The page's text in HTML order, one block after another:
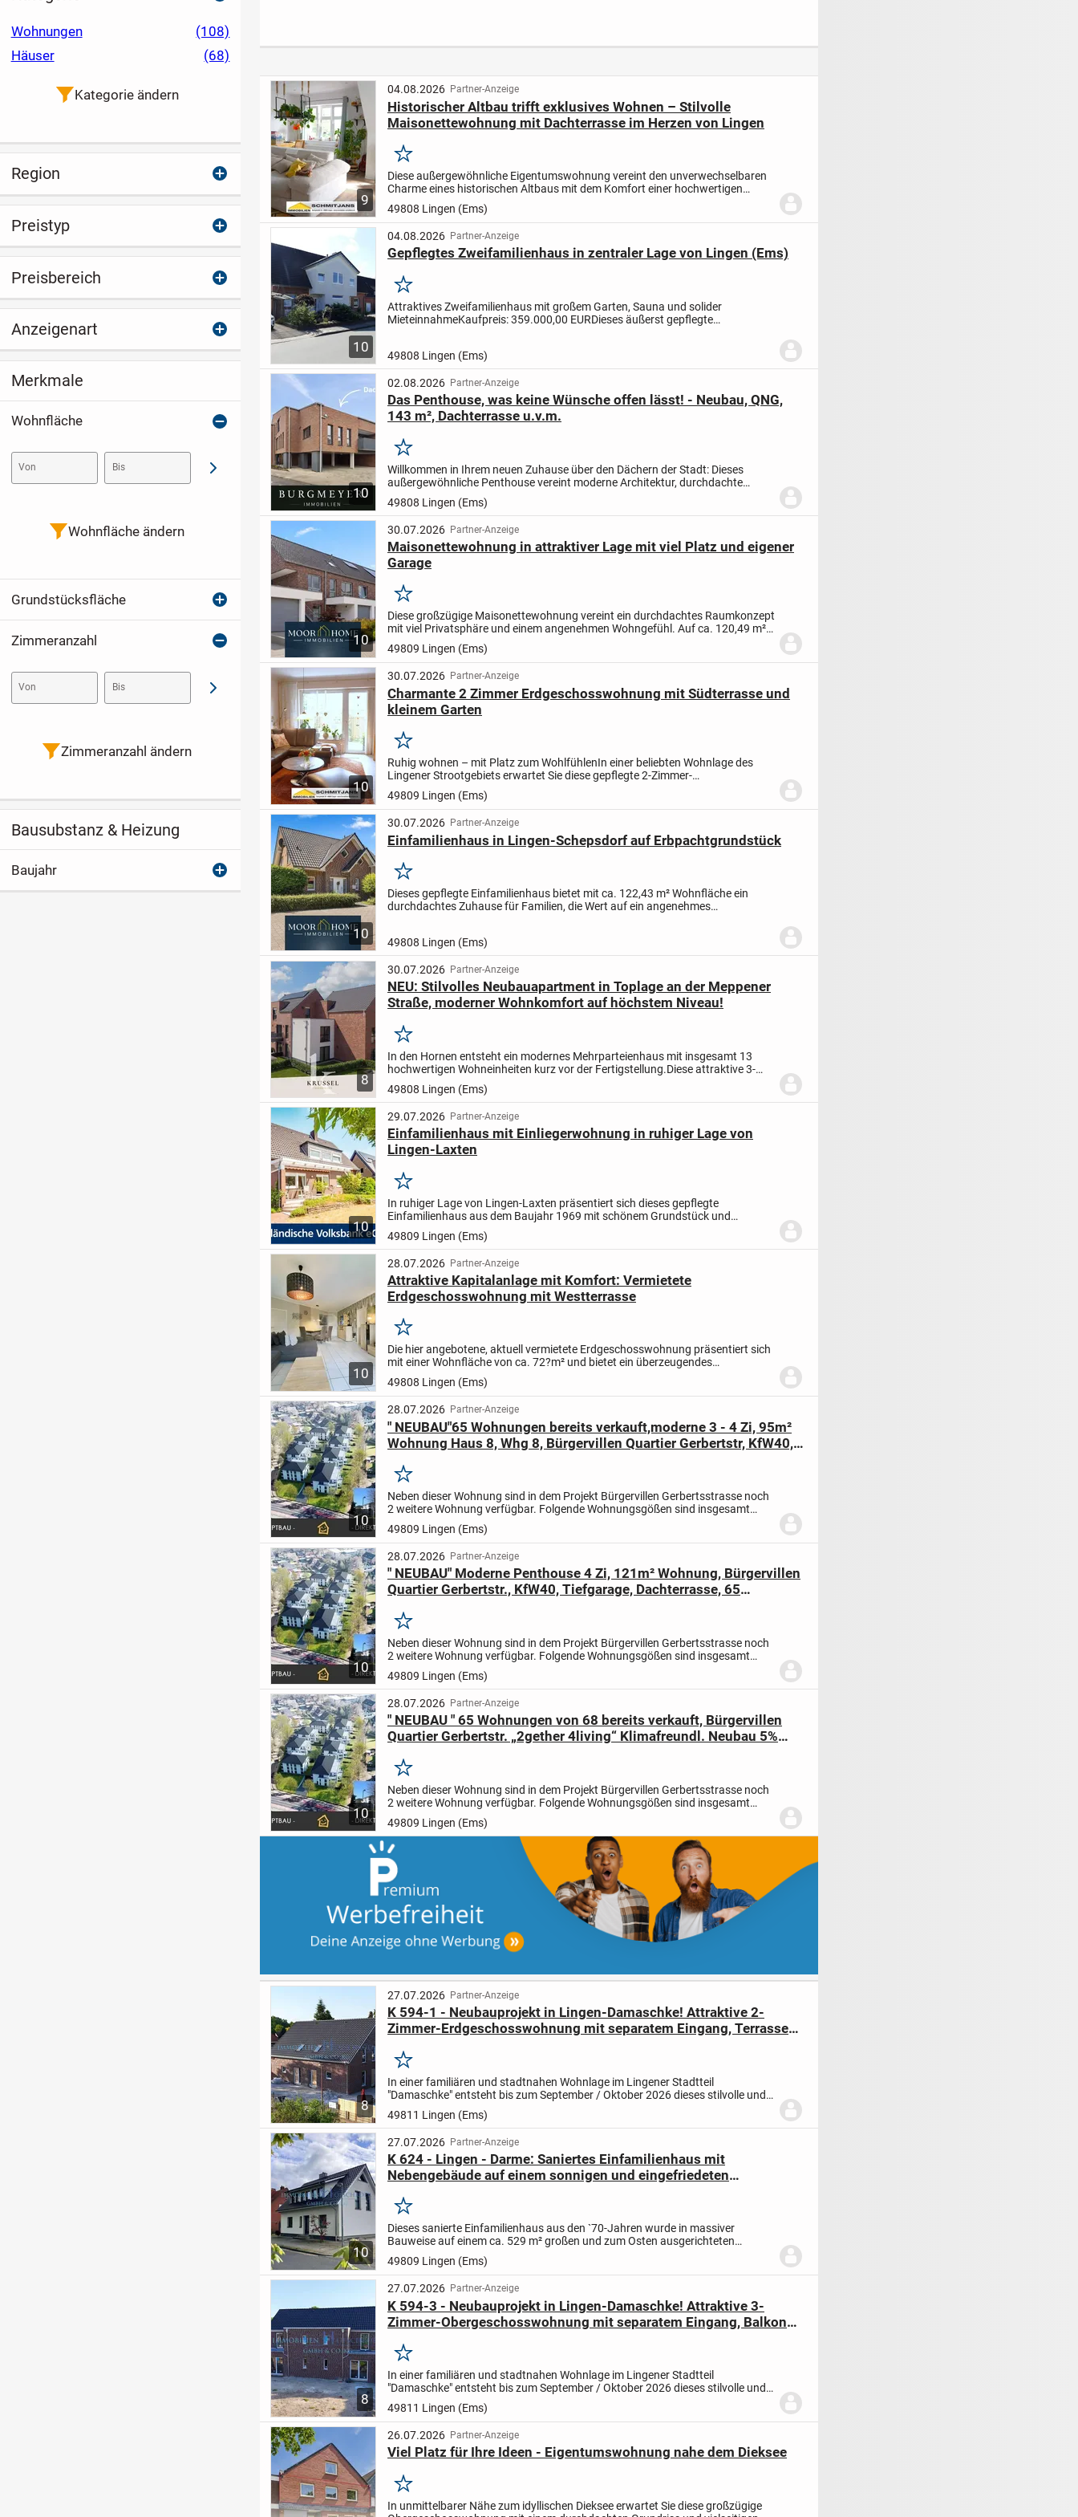
modere
Mehrfamilienhäuser
im KFW-40 mit
QNG.
WOHNUNG MIT
TERRASSE UND
PRIVATGARTEN
9
04.08.2026 Partner-Anzeige
Historischer Altbau trifft exklusives Wohnen – Stilvolle
Maisonettewohnung mit Dachterrasse im Herzen von Lingen
Merken
Diese außergewöhnliche Eigentumswohnung vereint den unverwechselbaren
Charme eines historischen Altbaus mit dem Komfort einer hochwertigen
Kernsanierung.
Auf ca. 83 m² Wohnfläche, verteilt auf zwei...
49808 Lingen (Ems)
10
04.08.2026 Partner-Anzeige
Gepflegtes Zweifamilienhaus in zentraler Lage von Lingen (Ems)
Merken
Attraktives Zweifamilienhaus mit großem Garten, Sauna und solider
MieteinnahmeKaufpreis: 359.000,00 EURDieses äußerst gepflegte
49808 Lingen (Ems)
10
02.08.2026 Partner-Anzeige
Das Penthouse, was keine Wünsche offen lässt! - Neubau, QNG,
143 m², Dachterrasse u.v.m.
Merken
Willkommen in Ihrem neuen Zuhause über den Dächern der Stadt: Dieses
außergewöhnliche Penthouse vereint moderne Architektur, durchdachte
Raumaufteilung und höchsten Wohnkomfort auf ca. 143 m²...
49808 Lingen (Ems)
10
30.07.2026 Partner-Anzeige
Maisonettewohnung in attraktiver Lage mit viel Platz und eigener
Garage
Merken
Diese großzügige Maisonettewohnung vereint ein durchdachtes Raumkonzept
mit viel Privatsphäre und einem angenehmen Wohngefühl. Auf ca. 120,49 m²
Wohnfläche erstreckt sich die Wohnung über das 1....
49809 Lingen (Ems)
10
30.07.2026 Partner-Anzeige
Charmante 2 Zimmer Erdgeschosswohnung mit Südterrasse und
kleinem Garten
Merken
Ruhig wohnen – mit Platz zum WohlfühlenIn einer beliebten Wohnlage des
Lingener Strootgebiets erwartet Sie diese gepflegte 2-Zimmer-
Eigentumswohnung im Erdgeschoss eines ruhigen 6-Parteien-Hauses....
49809 Lingen (Ems)
10
30.07.2026 Partner-Anzeige
Einfamilienhaus in Lingen-Schepsdorf auf Erbpachtgrundstück
Merken
Dieses gepflegte Einfamilienhaus bietet mit ca. 122,43 m² Wohnfläche ein
durchdachtes Zuhause für Familien, die Wert auf ein angenehmes
49808 Lingen (Ems)
8
30.07.2026 Partner-Anzeige
NEU: Stilvolles Neubauapartment in Toplage an der Meppener
Straße, moderner Wohnkomfort auf höchstem Niveau!
Merken
In den Hornen entsteht ein modernes Mehrparteienhaus mit insgesamt 13
hochwertigen Wohneinheiten kurz vor der Fertigstellung.Diese attraktive 3-
Zimmer-Wohnung mit einer Wohnfläche von 85,45 m²...
49808 Lingen (Ems)
10
29.07.2026 Partner-Anzeige
Einfamilienhaus mit Einliegerwohnung in ruhiger Lage von
Lingen-Laxten
Merken
In ruhiger Lage von Lingen-Laxten präsentiert sich dieses gepflegte
Einfamilienhaus aus dem Baujahr 1969 mit schönem Grundstück und
vielseitigen Nutzungsmöglichkeiten. Die Immobilie eignet sich ideal...
49809 Lingen (Ems)
10
28.07.2026 Partner-Anzeige
Attraktive Kapitalanlage mit Komfort: Vermietete
Erdgeschosswohnung mit Westterrasse
Merken
Die hier angebotene, aktuell vermietete Erdgeschosswohnung präsentiert sich
mit einer Wohnfläche von ca. 72?m² und bietet ein überzeugendes
Raumangebot, das sowohl Singles, Paare als auch Investoren...
49808 Lingen (Ems)
10
28.07.2026 Partner-Anzeige
" NEUBAU"65 Wohnungen bereits verkauft,moderne 3 - 4 Zi, 95m²
Wohnung Haus 8, Whg 8, Bürgervillen Quartier Gerbertstr, KfW40,
Merken
Neben dieser Wohnung sind in dem Projekt Bürgervillen Gerbertsstrasse noch
2 weitere Wohnung verfügbar. Folgende Wohnungsgößen sind insgesamt
noch vorhanden 77 m², 95 m² und 121 m² ..weitere...
49809 Lingen (Ems)
10
28.07.2026 Partner-Anzeige
" NEUBAU" Moderne Penthouse 4 Zi, 121m² Wohnung, Bürgervillen
Quartier Gerbertstr., KfW40, Tiefgarage, Dachterrasse, 65
Merken
Neben dieser Wohnung sind in dem Projekt Bürgervillen Gerbertsstrasse noch
2 weitere Wohnung verfügbar. Folgende Wohnungsgößen sind insgesamt
noch vorhanden 77 m², 95 m² und 121 m² ..weitere...
49809 Lingen (Ems)
10
28.07.2026 Partner-Anzeige
" NEUBAU " 65 Wohnungen von 68 bereits verkauft, Bürgervillen
Quartier Gerbertstr. „2gether 4living“ Klimafreundl. Neubau 5%
Merken
Neben dieser Wohnung sind in dem Projekt Bürgervillen Gerbertsstrasse noch
2 weitere Wohnung verfügbar. Folgende Wohnungsgößen sind insgesamt
noch vorhanden 77 m², 95 m² und 121 m² ..weitere...
49809 Lingen (Ems)
8
27.07.2026 Partner-Anzeige
K 594-1 - Neubauprojekt in Lingen-Damaschke! Attraktive 2-
Zimmer-Erdgeschosswohnung mit separatem Eingang, Terrasse
Merken
In einer familiären und stadtnahen Wohnlage im Lingener Stadtteil
"Damaschke" entsteht bis zum September / Oktober 2026 dieses stilvolle und
energieeffiziente Neubauprojekt mit vier kleinen Wohneinhei...
49811 Lingen (Ems)
10
27.07.2026 Partner-Anzeige
K 624 - Lingen - Darme: Saniertes Einfamilienhaus mit
Nebengebäude auf einem sonnigen und eingefriedeten
Merken
Dieses sanierte Einfamilienhaus aus den `70-Jahren wurde in massiver
Bauweise auf einem ca. 529 m² großen und zum Osten ausgerichteten
Grundstück in einer Wohnsiedlung im Lingener Stadtteil Darme...
49809 Lingen (Ems)
8
27.07.2026 Partner-Anzeige
K 594-3 - Neubauprojekt in Lingen-Damaschke! Attraktive 3-
Zimmer-Obergeschosswohnung mit separatem Eingang, Balkon
Merken
In einer familiären und stadtnahen Wohnlage im Lingener Stadtteil
"Damaschke" entsteht bis zum September / Oktober 2026 dieses stilvolle und
energieeffiziente Neubauprojekt mit vier kleinen Wohneinhei...
49811 Lingen (Ems)
26.07.2026 Partner-Anzeige
Viel Platz für Ihre Ideen - Eigentumswohnung nahe dem Dieksee
Merken
In unmittelbarer Nähe zum idyllischen Dieksee erwartet Sie diese großzügige
Wohnungen
(108)
Häuser
(68)
Kategorie ändern
Region
Preistyp
Preisbereich
Anzeigenart
Merkmale
Wohnfläche
Von Bis Abschicken
Wohnfläche ändern
Grundstücksfläche
Zimmeranzahl
Von Bis Abschicken
Zimmeranzahl ändern
Bausubstanz & Heizung
Baujahr